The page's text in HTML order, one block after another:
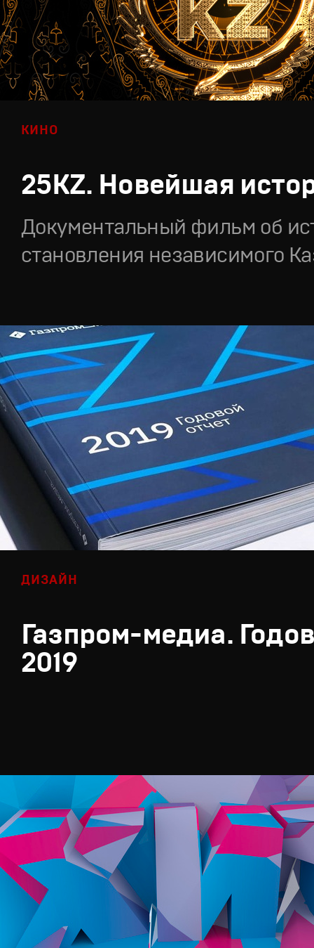
КИНО
25KZ. Новейшая
Документальный фильм об
становления независимого
ДИЗАЙН
Газпром-медиа.
2019